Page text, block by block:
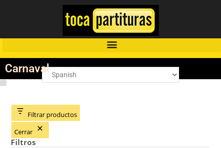
Carnaval
Filtrar productos
Cerrar
Filtros